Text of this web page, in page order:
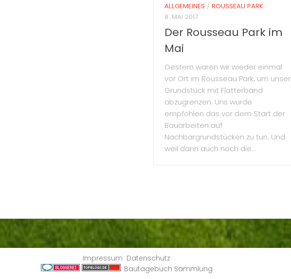
ALLGEMEINES / ROUSSEAU PARK
8. MAI 2017
Der Rousseau Park im
Mai
Gestern waren wir wieder einmal
vor Ort im Rousseau Park, um unser
Grundstück mit Flatterband
abzugrenzen. Uns wurde
empfohlen das vor dem Start der
Bauarbeiten auf
Nachbargrundstücken zu tun. Und
weil dann auch noch die...
Impressum Datenschutz
: Bautagebuch Sammlung